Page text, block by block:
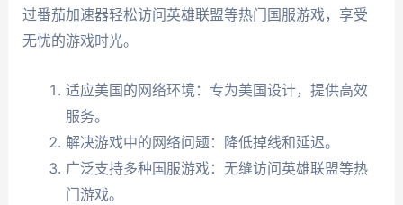
过番茄加速器轻松访问英雄联盟等热门国服游戏，享受
无忧的游戏时光。
适应美国的网络环境：专为美国设计，提供高效
服务。
解决游戏中的网络问题：降低掉线和延迟。
广泛支持多种国服游戏：无缝访问英雄联盟等热
门游戏。